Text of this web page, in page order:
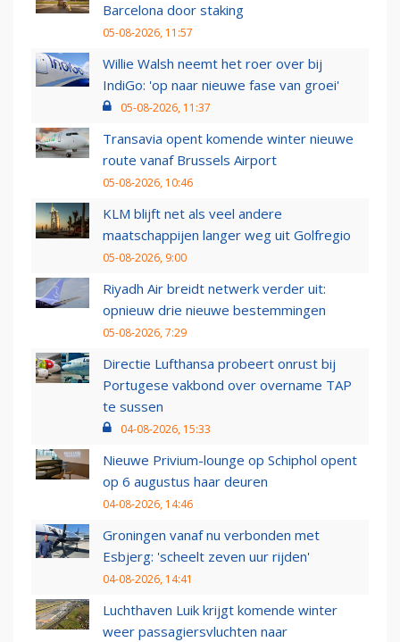
Barcelona door staking
05-08-2026, 11:57
Willie Walsh neemt het roer over bij
IndiGo: 'op naar nieuwe fase van groei'
05-08-2026, 11:37
Transavia opent komende winter nieuwe
route vanaf Brussels Airport
05-08-2026, 10:46
KLM blijft net als veel andere
maatschappijen langer weg uit Golfregio
05-08-2026, 9:00
Riyadh Air breidt netwerk verder uit:
opnieuw drie nieuwe bestemmingen
05-08-2026, 7:29
Directie Lufthansa probeert onrust bij
Portugese vakbond over overname TAP
te sussen
04-08-2026, 15:33
Nieuwe Privium-lounge op Schiphol opent
op 6 augustus haar deuren
04-08-2026, 14:46
Groningen vanaf nu verbonden met
Esbjerg: 'scheelt zeven uur rijden'
04-08-2026, 14:41
Luchthaven Luik krijgt komende winter
weer passagiersvluchten naar